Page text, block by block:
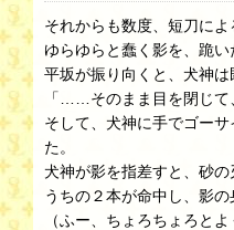
それからも数度、短刀に
ゆらゆらと蠢く影を、跪
平坂が振り向くと、犬神
「……そのまま目を閉じて
そして、犬神に手でゴー
た。
犬神が影を指差すと、砂
うちの２本が命中し、影の
（ふー、ちょろちょろと